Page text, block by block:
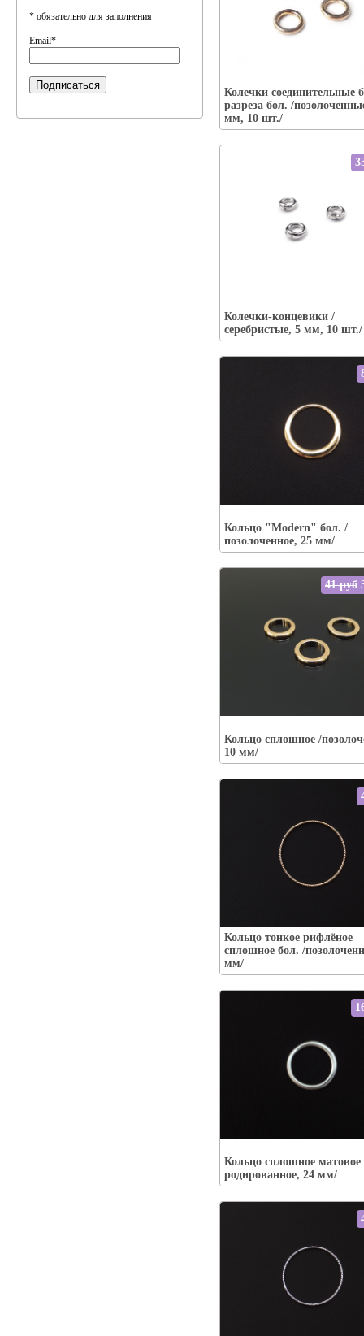
* обязательно для заполнения
Email*
Колечки соединительные
разреза бол. /
мм, 10 шт./
Наличие:есть
В корзину
Колечки-концевики /
серебристые, 5 мм, 10 шт./
В корзину
Кольцо "Modern" бол. /
позолоченное, 25 мм/
В корзину
Кольцо сплошное /
10 мм/
41 руб
В корзину
Кольцо тонкое рифлёное
сплошное бол. /
мм/
Наличие:есть
В корзину
Кольцо сплошное матовое
родированное, 24 мм/
В корзину